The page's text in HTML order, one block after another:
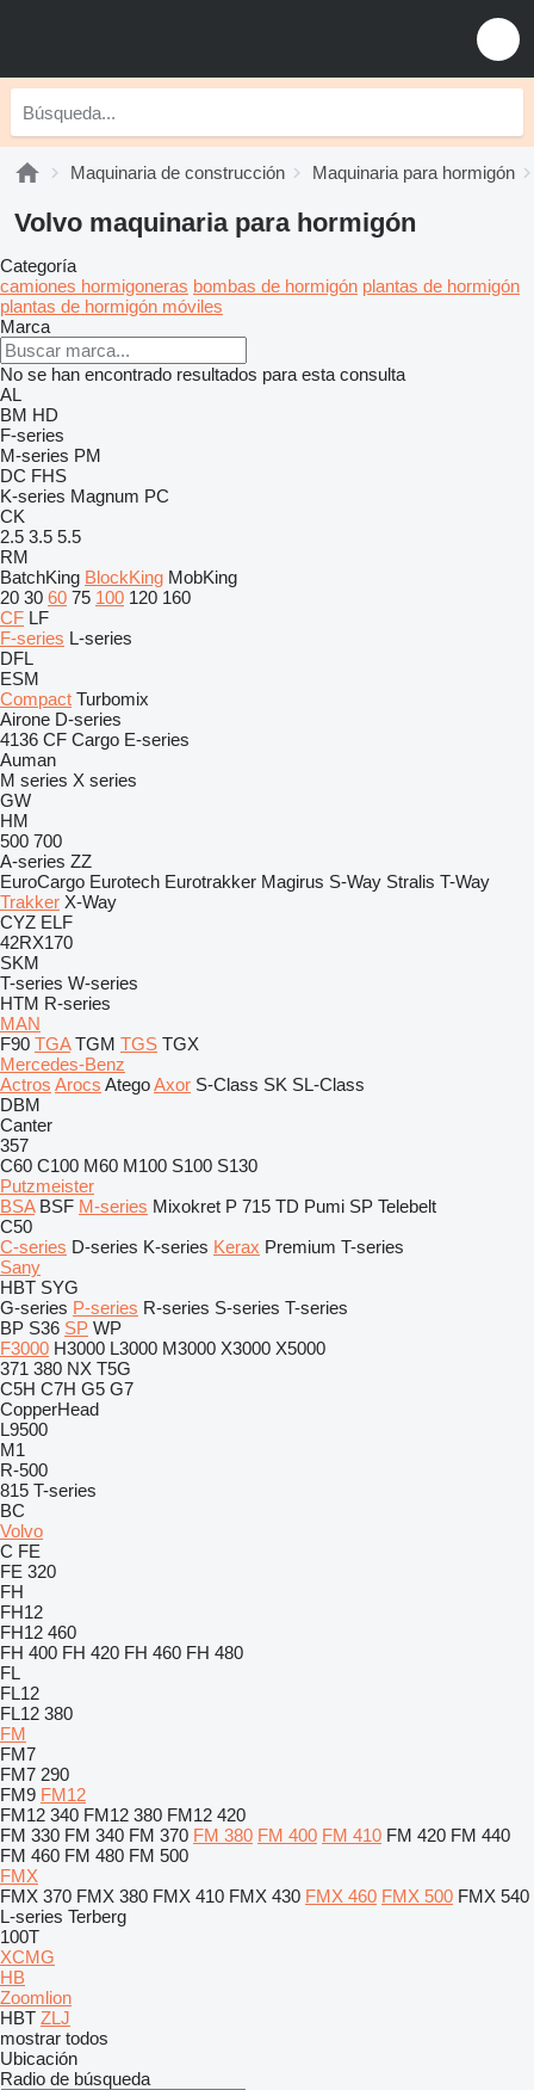
Maquinaria de construcción Maquinaria para hormigón
Volvo maquinaria para hormigón
Categoría
camiones hormigoneras bombas de hormigón plantas de hormigón
plantas de hormigón móviles
Marca
No se han encontrado resultados para esta consulta
AL
BM HD
F-series
M-series PM
DC FHS
K-series Magnum PC
CK
2.5 3.5 5.5
RM
BatchKing BlockKing MobKing
20 30 60 75 100 120 160
CF LF
F-series L-series
DFL
ESM
Compact Turbomix
Airone D-series
4136 CF Cargo E-series
Auman
M series X series
GW
HM
500 700
A-series ZZ
EuroCargo Eurotech Eurotrakker Magirus S-Way Stralis T-Way
Trakker X-Way
CYZ ELF
42RX170
SKM
T-series W-series
HTM R-series
MAN
F90 TGA TGM TGS TGX
Mercedes-Benz
Actros Arocs AtegoAxor S-Class SK SL-Class
DBM
Canter
357
C60 C100 M60 M100 S100 S130
Putzmeister
BSA BSF M-series Mixokret P 715 TD Pumi SP Telebelt
C50
C-series D-series K-series Kerax Premium T-series
Sany
HBT SYG
G-series P-series R-series S-series T-series
BP S36 SP WP
F3000 H3000 L3000 M3000 X3000 X5000
371 380 NX T5G
C5H C7H G5 G7
CopperHead
L9500
M1
R-500
815 T-series
BC
Volvo
C FE
FE 320
FH
FH12
FH12 460
FH 400 FH 420 FH 460 FH 480
FL
FL12
FL12 380
FM
FM7
FM7 290
FM9 FM12
FM12 340 FM12 380 FM12 420
FM 330 FM 340 FM 370 FM 380 FM 400 FM 410 FM 420 FM 440
FM 460 FM 480 FM 500
FMX
FMX 370 FMX 380 FMX 410 FMX 430 FMX 460 FMX 500 FMX 540
L-series Terberg
100T
XCMG
HB
Zoomlion
HBT ZLJ
mostrar todos
Ubicación
Radio de búsqueda